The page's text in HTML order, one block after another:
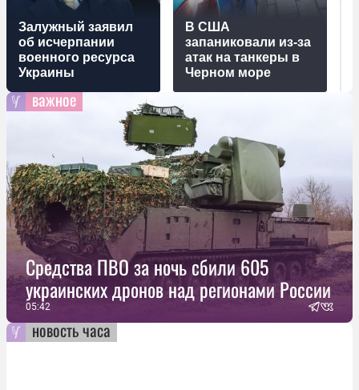
Залужный заявил
об исчерпании
военного ресурса
Украины
В США
запаниковали из-за
атак на танкеры в
Черном море
важное
Средства ПВО за ночь сбили 605
украинских дронов над регионами России
05:42
новость часа